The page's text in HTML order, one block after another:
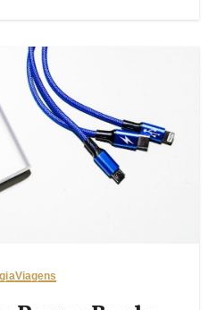
Viagens